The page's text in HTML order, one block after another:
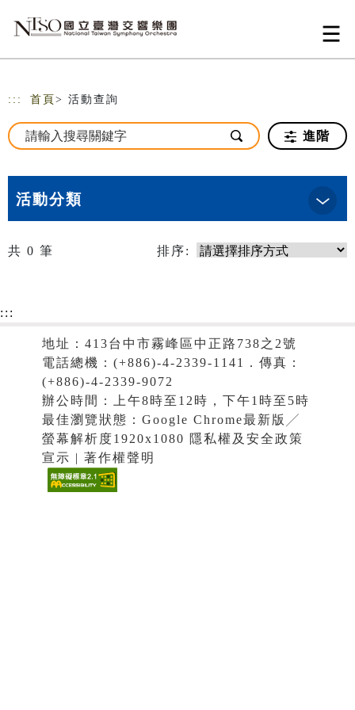
::: 首頁 > 活動查詢
進階
活動分類
共 0 筆 排序:
:::
地址：413台中市霧峰區中正路738之2號
電話總機：(+886)-4-2339-1141．傳真：
(+886)-4-2339-9072
辦公時間：上午8時至12時，下午1時至5時
最佳瀏覽狀態：Google Chrome最新版╱
螢幕解析度1920x1080 隱私權及安全政策
宣示 | 著作權聲明